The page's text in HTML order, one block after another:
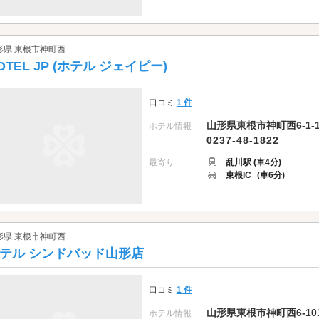
県 東根市神町西
JP (ホテル ジェイピー)
口コミ 1 件
ホテル情報
山形県東根市神町西6-1-
0237-48-1822
最寄り
乱川駅 (車4分)
東根IC (車6分)
県 東根市神町西
ル シンドバッド山形店
口コミ 1 件
ホテル情報
山形県東根市神町西6-